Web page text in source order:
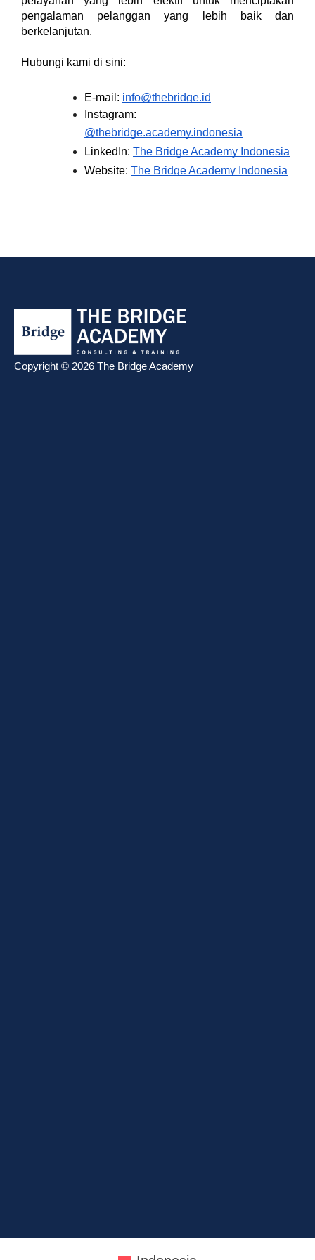
pengalaman pelanggan yang lebih baik dan
berkelanjutan.
Hubungi kami di sini:
E-mail: info@thebridge.id
@thebridge.academy.indonesia
LinkedIn: The Bridge Academy Indonesia
Website: The Bridge Academy Indonesia
Copyright © 2026 The Bridge Academy